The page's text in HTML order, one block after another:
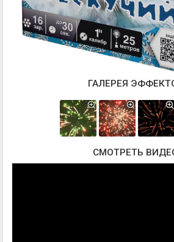
ГАЛЕРЕЯ
СМОТРЕТЬ